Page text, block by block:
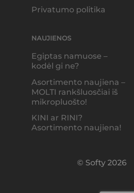
Privatumo politika
NAUJIENOS
Egiptas namuose –
kodėl gi ne?
Asortimento naujiena –
MOLTI rankšluosčiai iš
mikropluošto!
KINI ar RINI?
Asortimento naujiena!
© Softy 2026